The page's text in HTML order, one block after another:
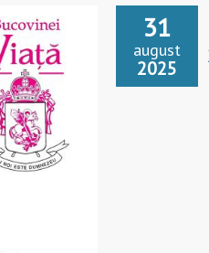
31
august
2025